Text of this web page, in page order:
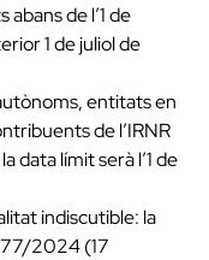
de l’1 de
1 de juliol de
entitats en
de l’IRNR
data límit serà l’1 de
indiscutible: la
2024 (17